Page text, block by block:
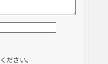
ださい。